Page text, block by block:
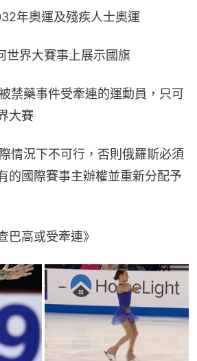
年奧運及殘疾人士奧運
世界大賽事上展示國旗
禁藥事件受牽連的運動員，只可
大賽
情況下不可行，否則俄羅斯必須
的國際賽事主辦權並重新分配予
巴高或受牽連》